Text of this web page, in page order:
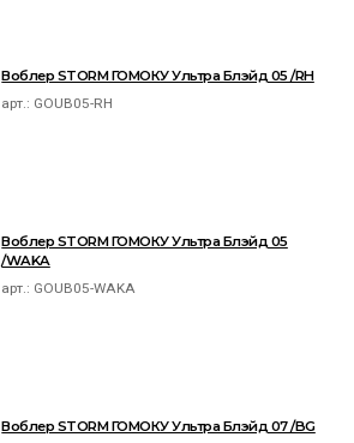
Воблер STORM ГОМОКУ Ультра Блэйд 05 /RH
арт.: GOUB05-RH
Воблер STORM ГОМОКУ Ультра Блэйд 05
/WAKA
арт.: GOUB05-WAKA
Воблер STORM ГОМОКУ Ультра Блэйд 07 /BG